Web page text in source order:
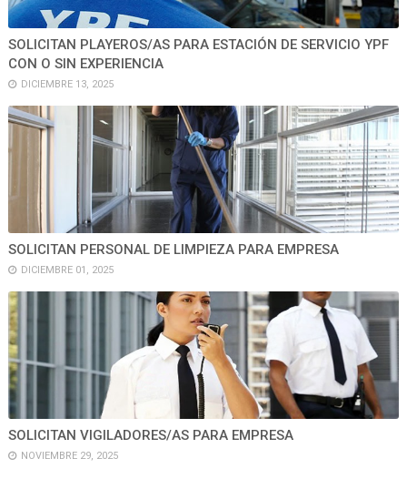
SOLICITAN PLAYEROS/AS PARA ESTACIÓN DE SERVICIO YPF
CON O SIN EXPERIENCIA
DICIEMBRE 13, 2025
SOLICITAN PERSONAL DE LIMPIEZA PARA EMPRESA
DICIEMBRE 01, 2025
SOLICITAN VIGILADORES/AS PARA EMPRESA
NOVIEMBRE 29, 2025